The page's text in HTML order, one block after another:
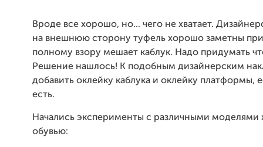
Вроде все хорошо, но... чего не хватает.
на внешнюю сторону туфель хорошо заметны
полному взору мешает каблук. Надо придумать
Решение нашлось! К подобным дизайнерским
добавить оклейку каблука и оклейку платформы,
есть.
Начались эксперименты с различными моделями
обувью: